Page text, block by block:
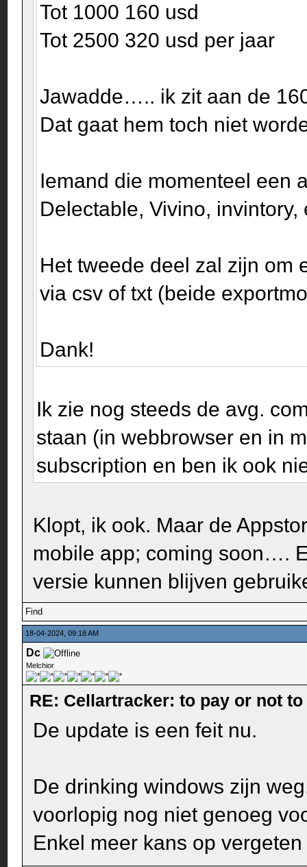
Tot 1000 160 usd
Tot 2500 320 usd per jaar
Jawadde….. ik zit aan de
Dat gaat hem toch niet
Iemand die momenteel een
Delectable, Vivino, invintory,
Het tweede deel zal zijn om
via csv of txt (beide
Dank!
Ik zie nog steeds de avg.
staan (in webbrowser en in
subscription en ben ik ook
Klopt, ik ook. Maar de
mobile app; coming soon….
versie kunnen blijven
Find
18-04-2024, 09:18 AM
Dc
Melchior
RE: Cellartracker: to pay or not to
De update is een feit nu.
De drinking windows zijn
voorlopig nog niet genoeg
Enkel meer kans op